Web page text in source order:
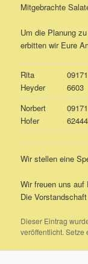
Mitgebrachte
Um die Planung
erbitten wir Eure
Rita
Heyder
09171
6603
Norbert
Hofer
09171
62444
Wir stellen eine
Wir freuen uns auf
Die Vorstandschaft
Dieser Eintrag
veröffentlicht. Setze